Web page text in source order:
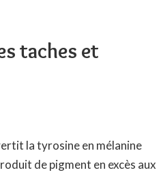
taches et
la tyrosine en mélanine
de pigment en excès aux